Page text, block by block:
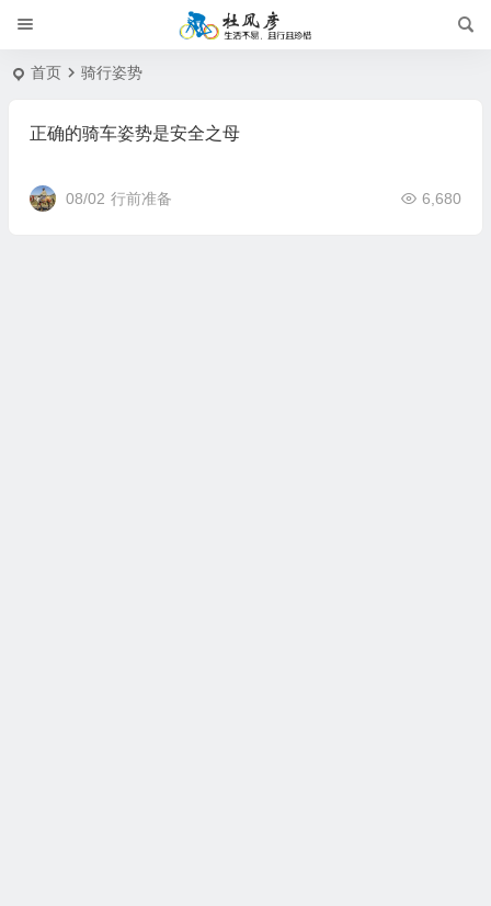
首页 骑行姿势
正确的骑车姿势是安全之母
08/02 行前准备 6,680